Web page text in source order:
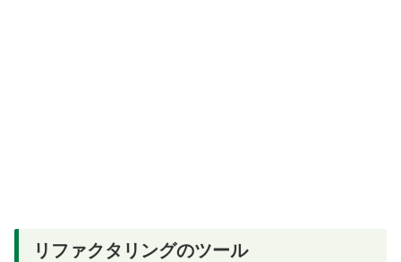
リファクタリングのツール